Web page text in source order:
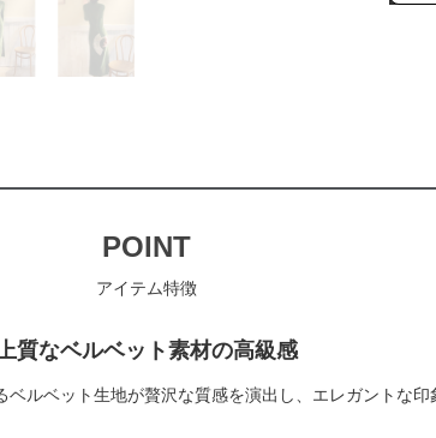
POINT
アイテム特徴
質なベルベット素材の高級感
ベルベット生地が贅沢な質感を演出し、エレガントな印